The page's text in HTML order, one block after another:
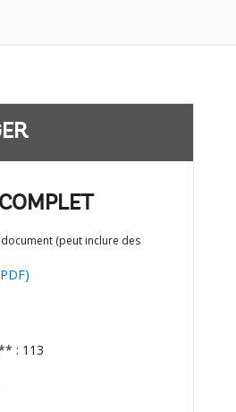
(peut inclure des
: 113